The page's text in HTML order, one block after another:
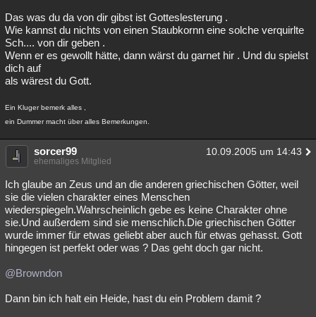
Das was du da von dir gibst ist Gotteslesterung .
Wie kannst du nichts von einen Staubkornn eine solche verquirlte
Sch.... von dir geben .
Wenn er es gewollt hätte, dann wärst du garnet hir . Und du spielst
dich auf
als wärest du Gott.
Ein Kluger bemerk alles ,
ein Dummer macht über alles Bemerkungen.
sorcer99 10.09.2005 um 14:43
ehemaliges Mitglied
Ich glaube an Zeus und an die anderen griechischen Götter, weil
sie die vielen charakter eines Menschen
wiederspiegeln.Wahrscheinlich gebe es keine Charakter ohne
sie.Und außerdem sind sie menschlich.Die griechischen Götter
wurde immer für etwas geliebt aber auch für etwas gehasst. Gott
hingegen ist perfekt oder was ? Das geht doch gar nicht.
@Browndon
Dann bin ich halt ein Heide, hast du ein Problem damit ?